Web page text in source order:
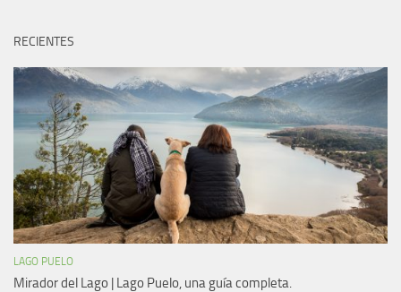
RECIENTES
LAGO PUELO
Mirador del Lago | Lago Puelo, una guía completa.